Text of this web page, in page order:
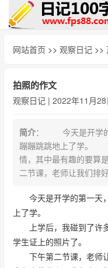
网站首页 >> 观察日记 >>
拍照的作文
观察日记 | 2022年11月
简介： 今天是开学的
蹦蹦跳跳地上了学。
情，其中最有趣的要
二节课，老师让我们排
今天是开学的第一天
上了学。
上学后，我碰到了许
学生证上的照片了。
下午第二节课，老师